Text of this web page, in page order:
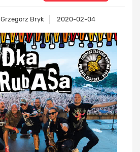
Grzegorz Bryk 2020-02-04